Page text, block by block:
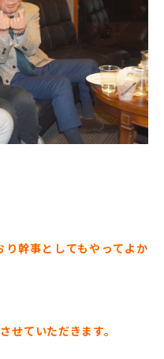
幹事としてもやってよか
せていただきます。